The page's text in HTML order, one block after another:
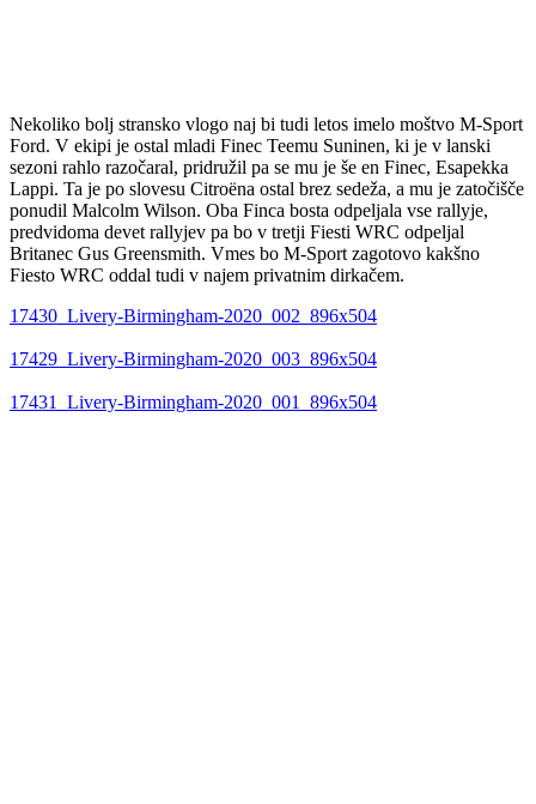
Nekoliko bolj stransko vlogo naj bi tudi letos imelo moštvo M-Sport
Ford. V ekipi je ostal mladi Finec Teemu Suninen, ki je v lanski
sezoni rahlo razočaral, pridružil pa se mu je še en Finec, Esapekka
Lappi. Ta je po slovesu Citroëna ostal brez sedeža, a mu je zatočišče
ponudil Malcolm Wilson. Oba Finca bosta odpeljala vse rallyje,
predvidoma devet rallyjev pa bo v tretji Fiesti WRC odpeljal
Britanec Gus Greensmith. Vmes bo M-Sport zagotovo kakšno
Fiesto WRC oddal tudi v najem privatnim dirkačem.
17430_Livery-Birmingham-2020_002_896x504
17429_Livery-Birmingham-2020_003_896x504
17431_Livery-Birmingham-2020_001_896x504